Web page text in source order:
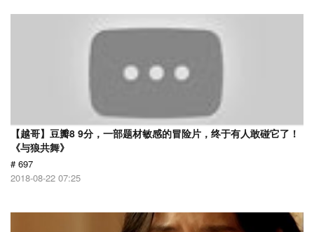
【越哥】豆瓣8 9分，一部题材敏感的冒险片，终于有人敢碰它了！
《与狼共舞》
# 697
2018-08-22 07:25